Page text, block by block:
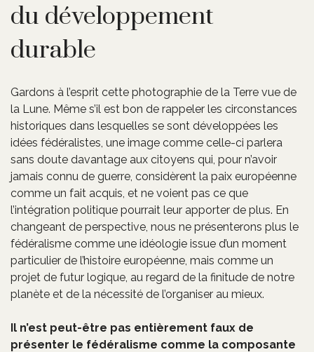
du développement
durable
Gardons à l’esprit cette photographie de la Terre vue de
la Lune. Même s’il est bon de rappeler les circonstances
historiques dans lesquelles se sont développées les
idées fédéralistes, une image comme celle-ci parlera
sans doute davantage aux citoyens qui, pour n’avoir
jamais connu de guerre, considèrent la paix européenne
comme un fait acquis, et ne voient pas ce que
l’intégration politique pourrait leur apporter de plus. En
changeant de perspective, nous ne présenterons plus le
fédéralisme comme une idéologie issue d’un moment
particulier de l’histoire européenne, mais comme un
projet de futur logique, au regard de la finitude de notre
planète et de la nécessité de l’organiser au mieux.
Il n’est peut-être pas entièrement faux de
présenter le fédéralisme comme la composante